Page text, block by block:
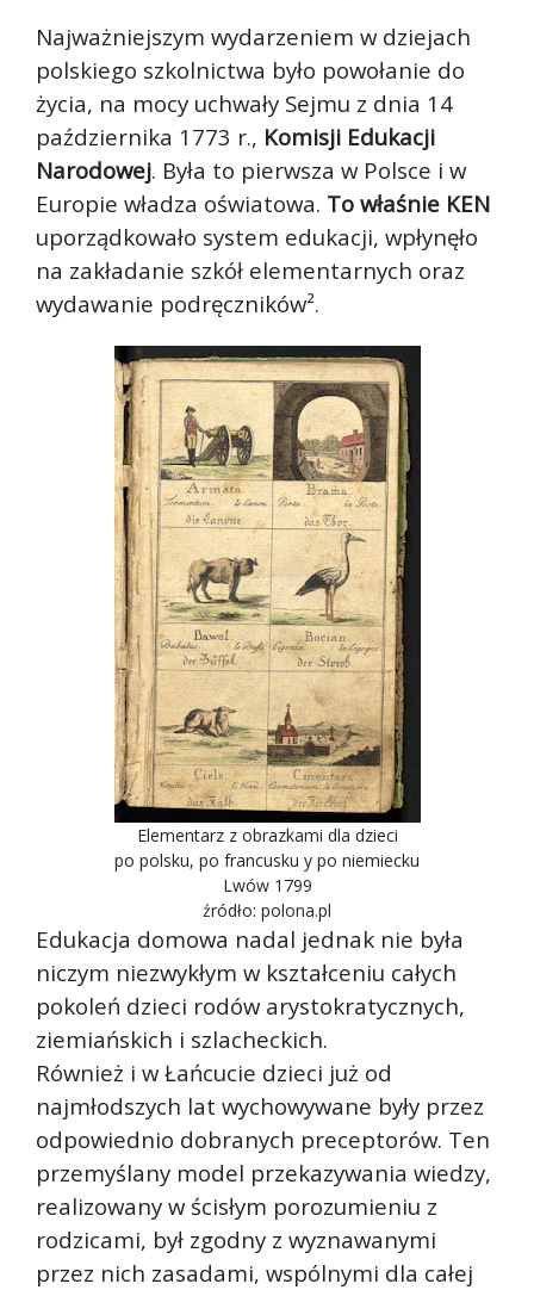
Najważniejszym wydarzeniem w dziejach
polskiego szkolnictwa było powołanie do
życia, na mocy uchwały Sejmu z dnia 14
października 1773 r., Komisji Edukacji
Narodowej. Była to pierwsza w Polsce i w
Europie władza oświatowa. To właśnie KEN
uporządkowało system edukacji, wpłynęło
na zakładanie szkół elementarnych oraz
wydawanie podręczników².
Elementarz z obrazkami dla dzieci
po polsku, po francusku y po niemiecku
Lwów 1799
źródło: polona.pl
Edukacja domowa nadal jednak nie była
niczym niezwykłym w kształceniu całych
pokoleń dzieci rodów arystokratycznych,
ziemiańskich i szlacheckich.
Również i w Łańcucie dzieci już od
najmłodszych lat wychowywane były przez
odpowiednio dobranych preceptorów. Ten
przemyślany model przekazywania wiedzy,
realizowany w ścisłym porozumieniu z
rodzicami, był zgodny z wyznawanymi
przez nich zasadami, wspólnymi dla całej